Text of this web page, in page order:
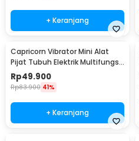
+ Keranjang
Capricorn Vibrator Mini Alat
Pijat Tubuh Elektrik Multifungsi
- EL-025
Rp49.900
Rp83.900 41%
+ Keranjang